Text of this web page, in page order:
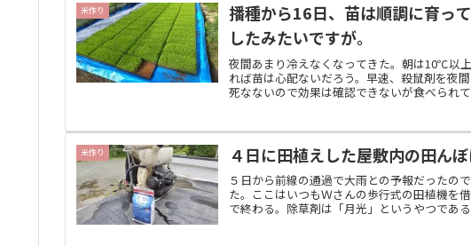
米作り
播種から16日、苗は順調に育っ
したみたいですが。
夜間あまり冷えなくなってきた。朝は10℃以
れば苗は心配ないだろう。早速、殺鼠剤を夜
死なないので効果は確認できないが食べられ
米作り ４日に田植えした屋敷内の田ん
５日から前線の通過で大雨との予報だったの
た。ここはいつもＷさんの歩行式の田植機を
で終わる。除草剤は「月光」というやつであ